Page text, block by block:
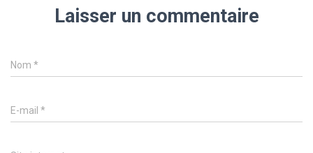
Laisser un commentaire
Nom *
E-mail *